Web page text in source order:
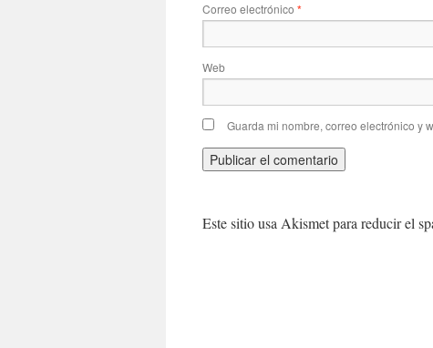
Correo electrónico *
Web
Guarda mi nombre, correo electrónico y
Este sitio usa Akismet para reducir el